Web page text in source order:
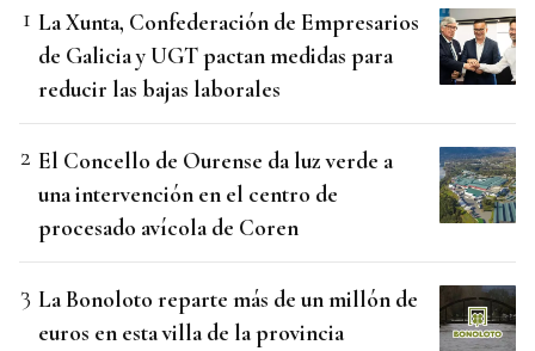
La Xunta, Confederación de Empresarios
de Galicia y UGT pactan medidas para
reducir las bajas laborales
El Concello de Ourense da luz verde a
una intervención en el centro de
procesado avícola de Coren
La Bonoloto reparte más de un millón de
euros en esta villa de la provincia